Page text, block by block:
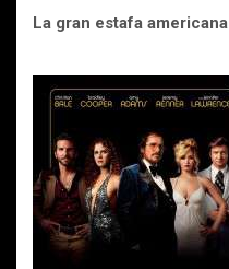
La gran estafa americana